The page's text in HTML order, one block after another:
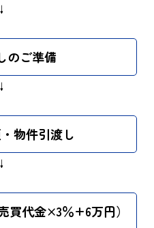
↓
のご準備
↓
物件引渡し
↓
買代金×3％+6万円）